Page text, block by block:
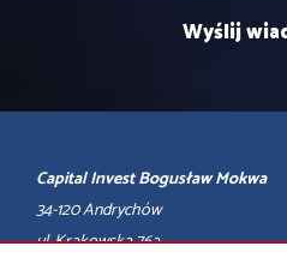
Capital Invest Bogusław Mokwa
34-120 Andrychów
ul. Krakowska 76a